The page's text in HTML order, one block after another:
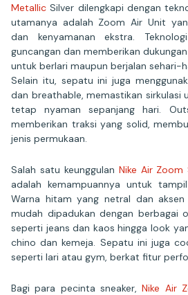
Metallic Silver dilengkapi dengan
utamanya adalah Zoom Air Unit
dan kenyamanan ekstra.
guncangan dan memberikan
untuk berlari maupun berjalan sehari-
Selain itu, sepatu ini juga
dan breathable, memastikan sirkulasi
tetap nyaman sepanjang hari.
memberikan traksi yang solid,
jenis permukaan.
Salah satu keunggulan Nike Air
adalah kemampuannya untuk
Warna hitam yang netral dan
mudah dipadukan dengan berbagai
seperti jeans dan kaos hingga look
chino dan kemeja. Sepatu ini juga
seperti lari atau gym, berkat fitur
Bagi para pecinta sneaker,Nike Air